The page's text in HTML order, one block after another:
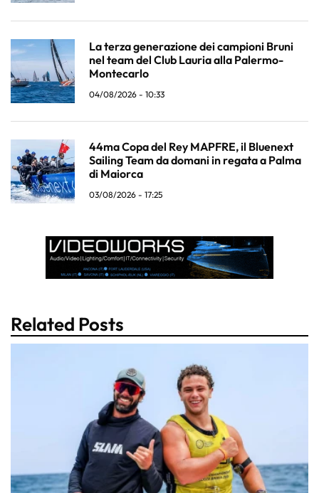
La terza generazione dei campioni Bruni
nel team del Club Lauria alla Palermo-
Montecarlo
04/08/2026 - 10:33
44ma Copa del Rey MAPFRE, il Bluenext
Sailing Team da domani in regata a Palma
di Maiorca
03/08/2026 - 17:25
Related Posts